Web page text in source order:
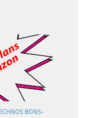
BONS-